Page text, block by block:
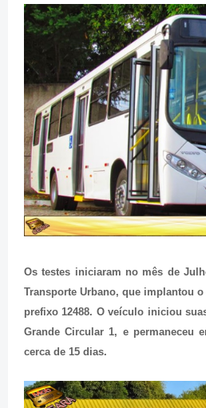
Os testes iniciaram no mês de
Transporte Urbano, que implantou
prefixo 12488. O veículo iniciou
Grande Circular 1, e permaneceu
cerca de 15 dias.